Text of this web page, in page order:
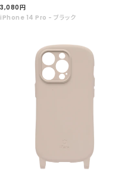
セ
ー
3,080円
iPhone 14 Pro - ブラック